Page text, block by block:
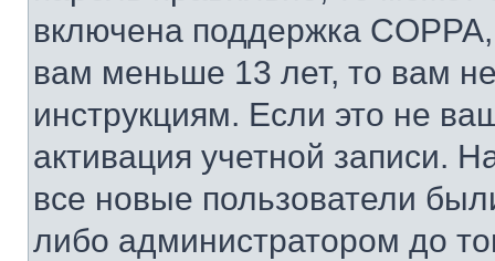
включена поддержка
вам меньше 13 лет, то вам
инструкциям. Если это не
активация учетной записи.
все новые пользователи
либо администратором до